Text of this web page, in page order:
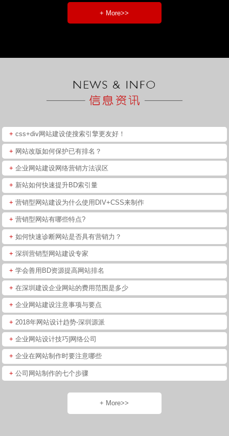
+ More>>
+ css+div网站建设使搜索引擎更友好！
+ 网站改版如何保护已有排名？
+ 企业网站建设网络营销方法误区
+ 新站如何快速提升BD索引量
+ 营销型网站建设为什么使用DIV+CSS来制作
+ 营销型网站有哪些特点?
+ 如何快速诊断网站是否具有营销力？
+ 深圳营销型网站建设专家
+ 学会善用BD资源提高网站排名
+ 在深圳建设企业网站的费用范围是多少
+ 企业网站建设注意事项与要点
+ 2018年网站设计趋势-深圳源派
+ 企业网站设计技巧|网络公司
+ 企业在网站制作时要注意哪些
+ 公司网站制作的七个步骤
+ More>>